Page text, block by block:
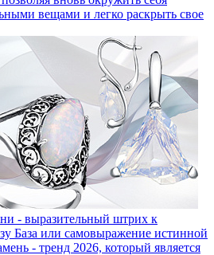
вещами и легко раскрыть свое
- выразительный штрих к
База или самовыражение истинной
- тренд 2026, который является